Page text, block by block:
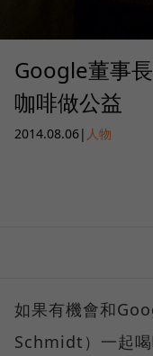
Google董事
咖啡做公益
2014.08.06| 人物
如果有機會和
Schmidt）一起